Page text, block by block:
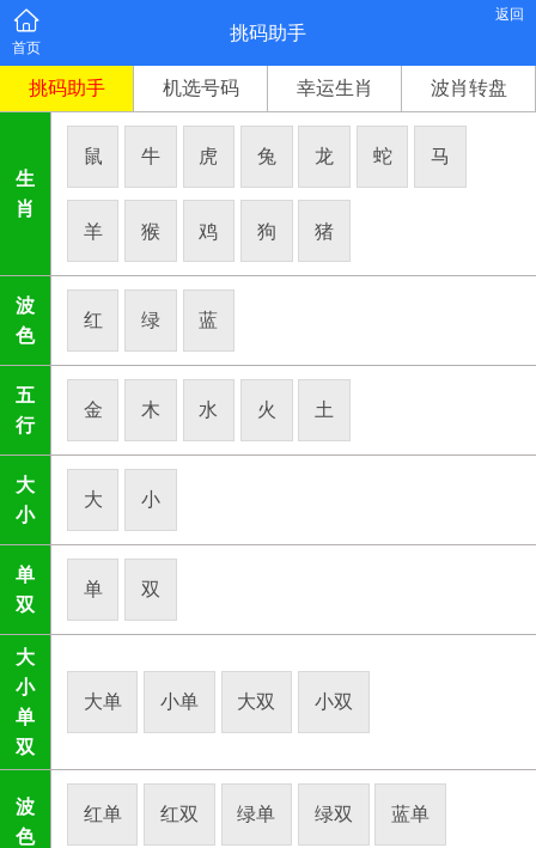
首页
挑码助手
返回
挑码助手 机选号码 幸运生肖 波肖转盘
生
肖
鼠 牛 虎 兔 龙 蛇 马
羊 猴 鸡 狗 猪
波
色
红 绿 蓝
五
行
金 木 水 火 土
大
小
大 小
单
双
单 双
大
小
单
双
大单 小单 大双 小双
波
色
红单 红双 绿单 绿双 蓝单